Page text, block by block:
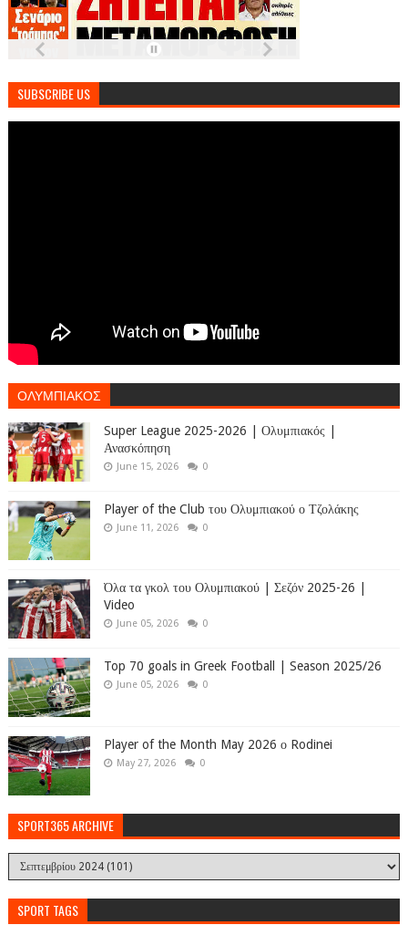
SUBSCRIBE US
ΟΛΥΜΠΙΑΚΟΣ
Super League 2025-2026 | Ολυμπιακός |
Ανασκόπηση
June 15, 2026 0
Player of the Club του Ολυμπιακού ο Τζολάκης
June 11, 2026 0
Όλα τα γκολ του Ολυμπιακού | Σεζόν 2025-26 |
Video
June 05, 2026 0
Top 70 goals in Greek Football | Season 2025/26
June 05, 2026 0
Player of the Month May 2026 ο Rodinei
May 27, 2026 0
SPORT365 ARCHIVE
SPORT TAGS